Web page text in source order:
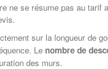
ne se résume pas au
sur la longueur de
Le nombre de
des murs.